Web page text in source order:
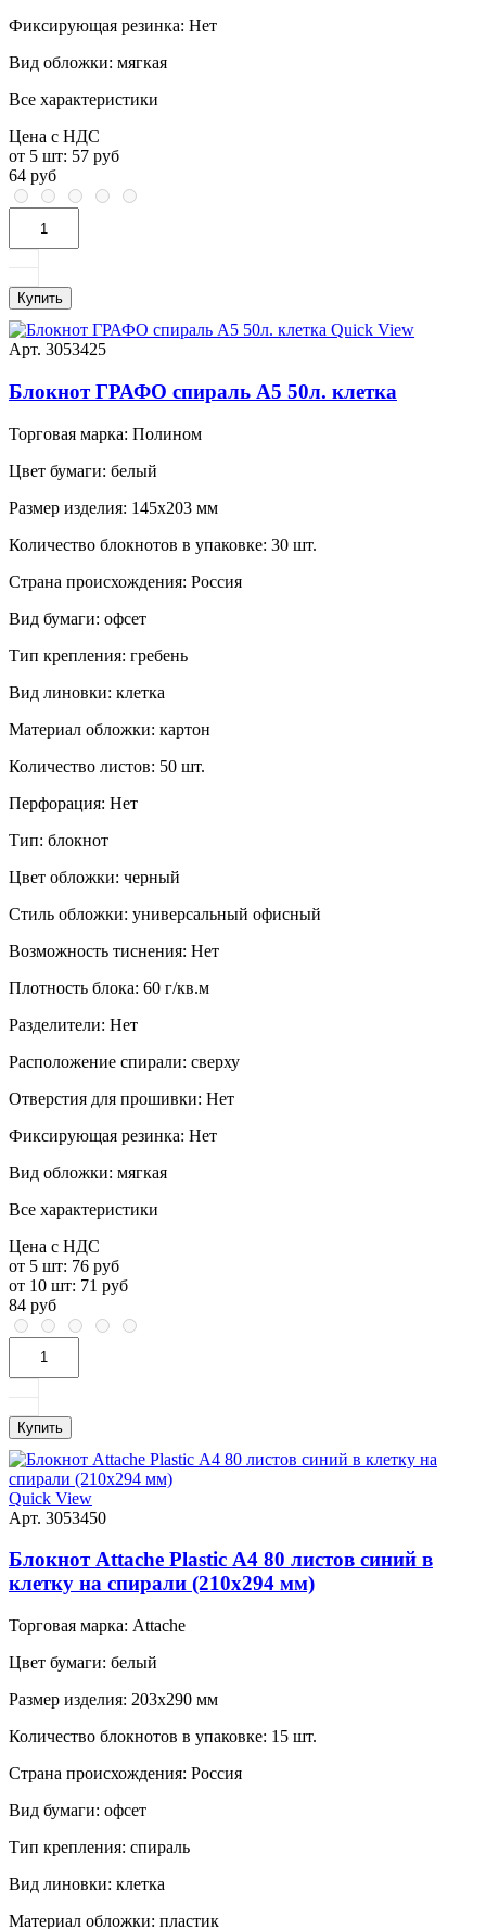
Фиксирующая резинка: Нет
Вид обложки: мягкая
Все характеристики
Цена с НДС
от 5 шт: 57 руб
64 руб
Купить
Quick View
Арт. 3053425
Блокнот ГРАФО спираль А5 50л. клетка
Торговая марка: Полином
Цвет бумаги: белый
Размер изделия: 145x203 мм
Количество блокнотов в упаковке: 30 шт.
Страна происхождения: Россия
Вид бумаги: офсeт
Тип крепления: гребень
Вид линовки: клетка
Материал обложки: картон
Количество листов: 50 шт.
Перфорация: Нет
Тип: блокнот
Цвет обложки: черный
Стиль обложки: универсальный офисный
Возможность тиснения: Нет
Плотность блока: 60 г/кв.м
Разделители: Нет
Расположение спирали: сверху
Отверстия для прошивки: Нет
Фиксирующая резинка: Нет
Вид обложки: мягкая
Все характеристики
Цена с НДС
от 5 шт: 76 руб
от 10 шт: 71 руб
84 руб
Купить
Quick View
Арт. 3053450
Блокнот Attache Plastic А4 80 листов синий в
клетку на спирали (210x294 мм)
Торговая марка: Attache
Цвет бумаги: белый
Размер изделия: 203x290 мм
Количество блокнотов в упаковке: 15 шт.
Страна происхождения: Россия
Вид бумаги: офсeт
Тип крепления: спираль
Вид линовки: клетка
Материал обложки: пластик